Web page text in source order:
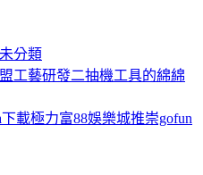
類
未分類
工藝研發二抽機工具的綿綿
載極力富88娛樂城推崇gofun